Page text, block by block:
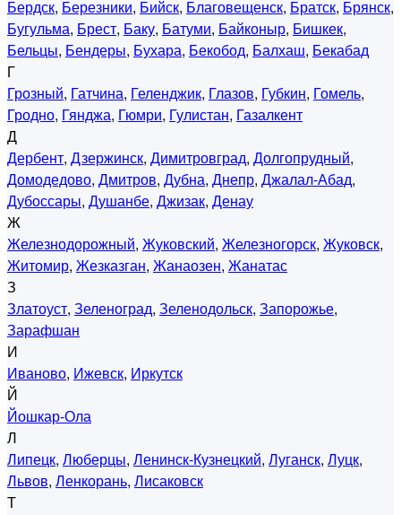
Бердск, Березники, Бийск, Благовещенск, Братск, Брянск,
Бугульма, Брест, Баку, Батуми, Байконыр, Бишкек,
Бельцы, Бендеры, Бухара, Бекобод, Балхаш, Бекабад
Г
Грозный, Гатчина, Геленджик, Глазов, Губкин, Гомель,
Гродно, Гянджа, Гюмри, Гулистан, Газалкент
Д
Дербент, Дзержинск, Димитровград, Долгопрудный,
Домодедово, Дмитров, Дубна, Днепр, Джалал-Абад,
Дубоссары, Душанбе, Джизак, Денау
Ж
Железнодорожный, Жуковский, Железногорск, Жуковск,
Житомир, Жезказган, Жанаозен, Жанатас
З
Златоуст, Зеленоград, Зеленодольск, Запорожье,
Зарафшан
И
Иваново, Ижевск, Иркутск
Й
Йошкар-Ола
Л
Липецк, Люберцы, Ленинск-Кузнецкий, Луганск, Луцк,
Львов, Ленкорань, Лисаковск
Т